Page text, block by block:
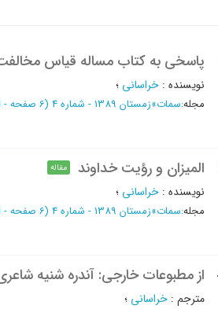
پاسخی به کتاب مساله قیاس
نویسنده : خراسانی ؛
مجله:سمات»زمستان 1389 - شماره 4 (‎6 صفحه -
المیزان و رؤیت خداوند مقاله
نویسنده : خراسانی ؛
مجله:سمات»زمستان 1389 - شماره 4 (‎6 صفحه -
از مطبوعات خارجی: آندره شنیه
مترجم : خراسانی ؛